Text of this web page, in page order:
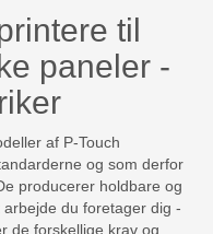
til
paneler -
af P-Touch
og som derfor
producerer holdbare og
du foretager dig -
de forskellige krav og